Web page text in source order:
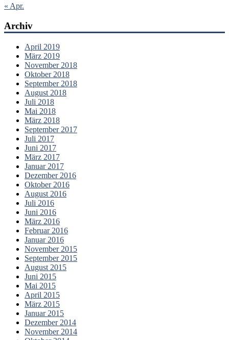
« Apr.
Archiv
April 2019
März 2019
November 2018
Oktober 2018
September 2018
August 2018
Juli 2018
Mai 2018
März 2018
September 2017
Juli 2017
Juni 2017
März 2017
Januar 2017
Dezember 2016
Oktober 2016
August 2016
Juli 2016
Juni 2016
März 2016
Februar 2016
Januar 2016
November 2015
September 2015
August 2015
Juni 2015
Mai 2015
April 2015
März 2015
Januar 2015
Dezember 2014
November 2014